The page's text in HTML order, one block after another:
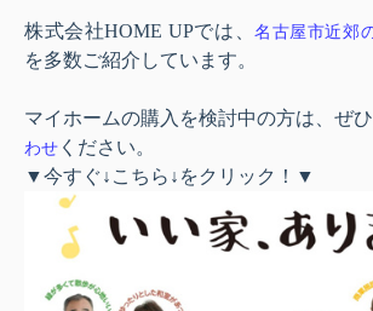
株式会社HOME UPでは、名古屋市近郊
を多数ご紹介しています。
マイホームの購入を検討中の方は、ぜ
わせ ください。
▼今すぐ↓こちら↓をクリック！▼